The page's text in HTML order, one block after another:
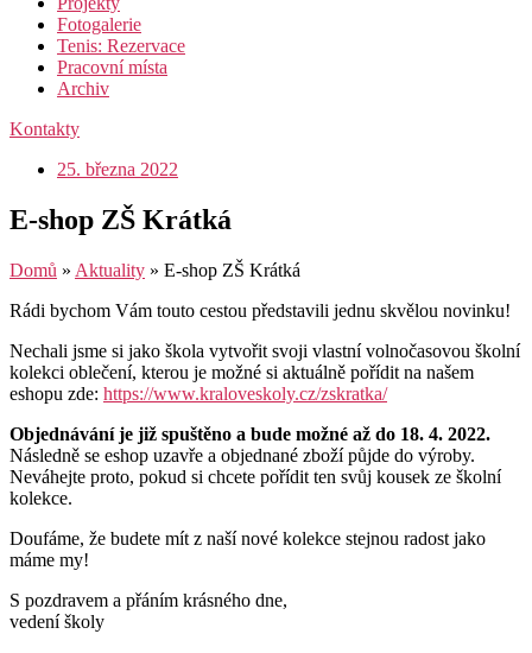
Fotogalerie
Tenis: Rezervace
Pracovní místa
Archiv
Kontakty
25. března 2022
E-shop ZŠ Krátká
Domů » Aktuality » E-shop ZŠ Krátká
Rádi bychom Vám touto cestou představili jednu skvělou novinku!
Nechali jsme si jako škola vytvořit svoji vlastní volnočasovou školní
kolekci oblečení, kterou je možné si aktuálně pořídit na našem
eshopu zde: https://www.kraloveskoly.cz/zskratka/
Objednávání je již spuštěno a bude možné až do 18. 4. 2022.
Následně se eshop uzavře a objednané zboží půjde do výroby.
Neváhejte proto, pokud si chcete pořídit ten svůj kousek ze školní
kolekce.
Doufáme, že budete mít z naší nové kolekce stejnou radost jako
máme my!
S pozdravem a přáním krásného dne,
vedení školy